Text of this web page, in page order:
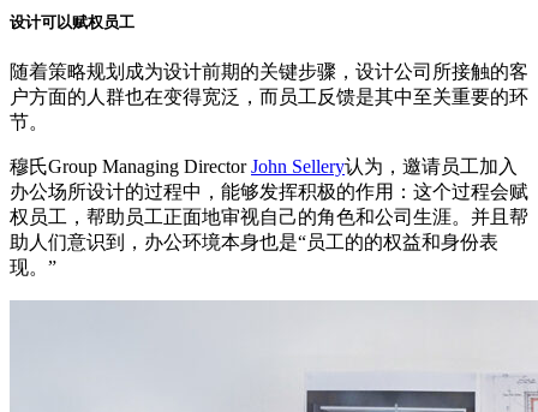
设计可以赋权员工
随着策略规划成为设计前期的关键步骤，设计公司所接触的客
户方面的人群也在变得宽泛，而员工反馈是其中至关重要的环
节。
穆氏Group Managing DirectorJohn Sellery认为，邀请员工加入
办公场所设计的过程中，能够发挥积极的作用：这个过程会赋
权员工，帮助员工正面地审视自己的角色和公司生涯。并且帮
助人们意识到，办公环境本身也是“员工的的权益和身份表
现。”